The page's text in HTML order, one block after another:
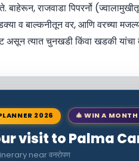
बाहेरून, राजवाडा पिपरर्नो
व बाल्कनीतून वर, आणि वरच्या
असून त्यात चुनखडी किंवा खडकी यांचा
2026 🎄 WIN A
visit to Palma
near वनरोपण